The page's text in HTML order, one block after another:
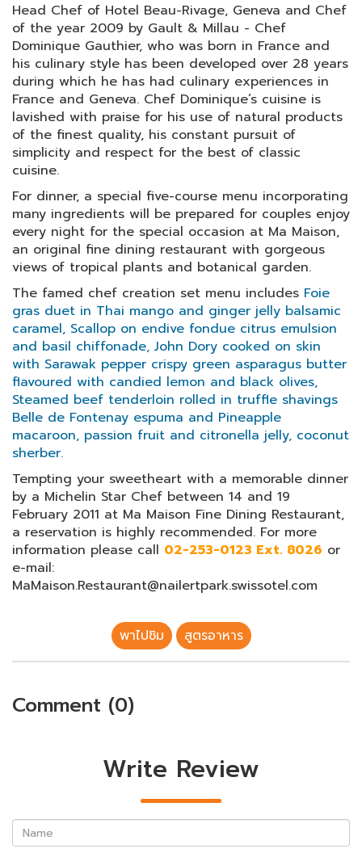
Head Chef of Hotel Beau-Rivage, Geneva and Chef
of the year 2009 by Gault & Millau - Chef
Dominique Gauthier, who was born in France and
his culinary style has been developed over 28 years
during which he has had culinary experiences in
France and Geneva. Chef Dominique’s cuisine is
lavished with praise for his use of natural products
of the finest quality, his constant pursuit of
simplicity and respect for the best of classic
cuisine.
For dinner, a special five-course menu incorporating
many ingredients will be prepared for couples enjoy
every night for the special occasion at Ma Maison,
an original fine dining restaurant with gorgeous
views of tropical plants and botanical garden.
The famed chef creation set menu includes Foie
gras duet in Thai mango and ginger jelly balsamic
caramel, Scallop on endive fondue citrus emulsion
and basil chiffonade, John Dory cooked on skin
with Sarawak pepper crispy green asparagus butter
flavoured with candied lemon and black olives,
Steamed beef tenderloin rolled in truffle shavings
Belle de Fontenay espuma and Pineapple
macaroon, passion fruit and citronella jelly, coconut
sherber.
Tempting your sweetheart with a memorable dinner
by a Michelin Star Chef between 14 and 19
February 2011 at Ma Maison Fine Dining Restaurant,
a reservation is highly recommended. For more
information please call 02-253-0123 Ext. 8026 or
e-mail:
MaMaison.Restaurant@nailertpark.swissotel.com
พาไปชิม สูตรอาหาร
Comment (0)
Write Review
Name